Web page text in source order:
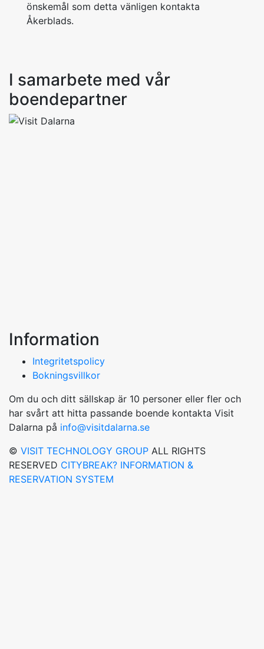
önskemål som detta vänligen kontakta
Åkerblads.
I samarbete med vår
boendepartner
Information
Integritetspolicy
Bokningsvillkor
Om du och ditt sällskap är 10 personer eller fler och
har svårt att hitta passande boende kontakta Visit
Dalarna på info@visitdalarna.se
© VISIT TECHNOLOGY GROUP ALL RIGHTS
RESERVED CITYBREAK? INFORMATION &
RESERVATION SYSTEM